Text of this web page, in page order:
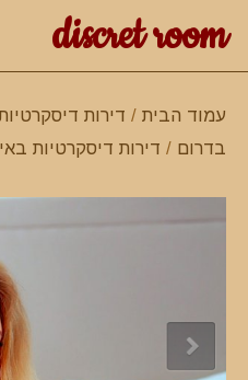
discret room
עמוד הבית / דירות
בדרום / דירות דיסקרטיות